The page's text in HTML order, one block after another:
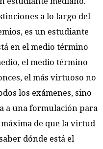
a lo largo del
es un estudiante
en el medio término
el medio término
el más virtuoso no
los exámenes, sino
a una formulación para
de que la virtud
dónde está el